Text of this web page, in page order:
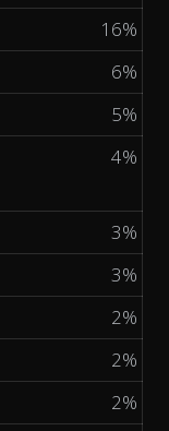
16%
6%
5%
4%
3%
3%
2%
2%
2%